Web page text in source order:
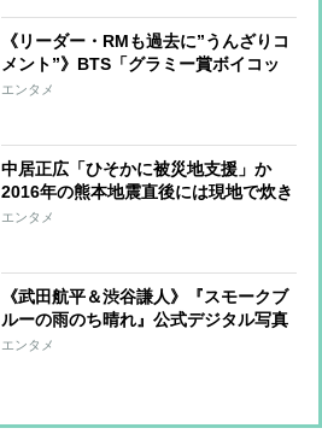
《リーダー・RMも過去に”うんざりコ
メント”》BTS「グラミー賞ボイコッ
ト」が示す“韓国から世界へ”の覚悟
エンタメ
中居正広「ひそかに被災地支援」か
2016年の熊本地震直後には現地で炊き
出し “誰にも知られなくて良い”と、
エンタメ
《武田航平＆渋谷謙人》『スモークブ
ルーの雨のち晴れ』公式デジタル写真
集アザーカットを一挙公開
エンタメ